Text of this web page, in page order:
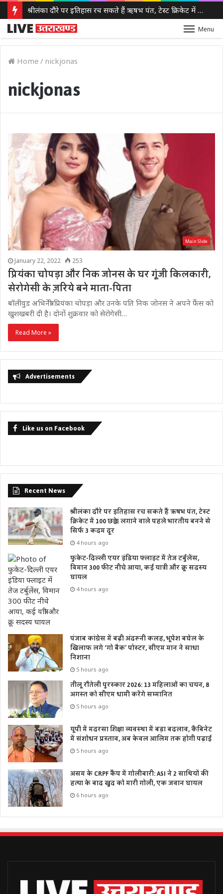
श्रीलंका दौरे पर इतिहास रच सकते हैं ऋषभ पंत, टेस्ट क्रिकेट में 100 छक्के लगाने वाले पहले भारतीय बनने से सिर्फ 3 कदम दूर
Menu
Home / nickjonas
nickjonas
Main Slide
January 22, 2022 253
प्रियंका चोपड़ा और निक जोनस के घर गूंजी किलकारी,
सेरोगेसी के ज़रिये बने माता-पिता
बॉलीवुड अभिनेत्री प्रियंका चोपड़ा और उनके पति निक जोनस ने अपने फैंस को
खुशखबरी दी है। दोनों शुक्रवार को सेरोगेसी…
Read More »
Advertisements
Like us on Facebook
Recent News
श्रीलंका दौरे पर इतिहास रच सकते हैं ऋषभ पंत, टेस्ट
क्रिकेट में 100 छक्के लगाने वाले पहले भारतीय बनने से
सिर्फ 3 कदम दूर
4 hours ago
फुकेट-दिल्ली एयर इंडिया फ्लाइट में तेज टर्बुलेंस,
विमान 300 फीट नीचे आया, कई यात्री और क्रू सदस्य
घायल
4 hours ago
पंजाब कांग्रेस में बढ़ी अंदरूनी कलह, भूपेश बघेल के
खिलाफ लगे ‘गो बैक’ पोस्टर, सीएम मान ने साधा
निशाना
5 hours ago
तीलू रौतेली पुरस्कार 2026: 13 महिलाओं का चयन, 8
अगस्त को सीएम धामी करेंगे सम्मानित
5 hours ago
यूपी में मदरसा शिक्षा व्यवस्था में बड़ा बदलाव, कैबिनेट
में संशोधन प्रस्ताव, अब केवल आलिम तक होगी पढ़ाई
5 hours ago
असम के CRPF कैंप में गोलीबारी: ASI ने 2 साथियों की
हत्या के बाद खुद को मारी गोली, एक जवान घायल
6 hours ago